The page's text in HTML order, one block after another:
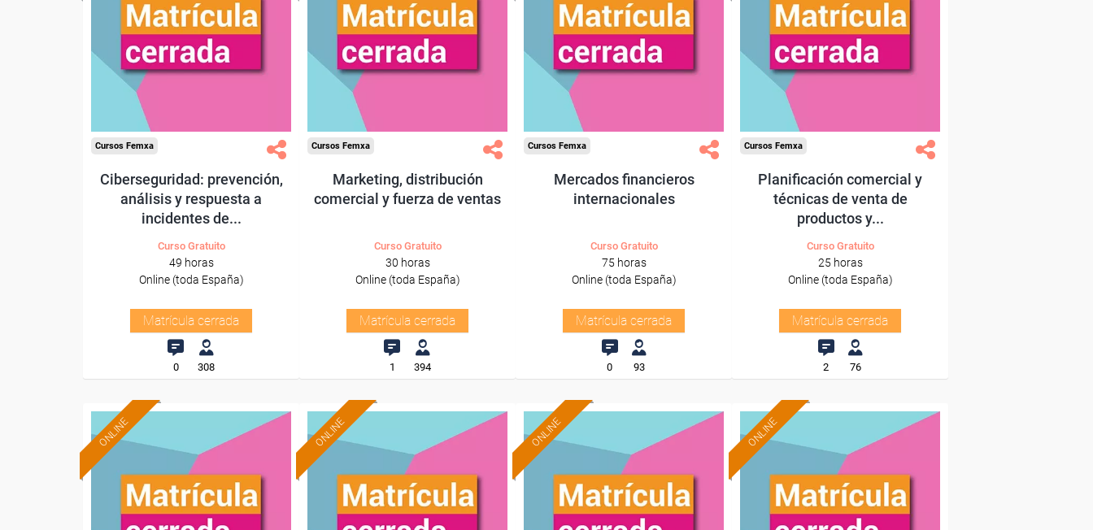
Cursos Femxa
Ciberseguridad: prevención,
análisis y respuesta a
incidentes de...
Curso Gratuito
49 horas
Online (toda España)
Matrícula cerrada
0 308
Cursos Femxa
Marketing, distribución
comercial y fuerza de ventas
Curso Gratuito
30 horas
Online (toda España)
Matrícula cerrada
1 394
Cursos Femxa
Mercados financieros
internacionales
Curso Gratuito
75 horas
Online (toda España)
Matrícula cerrada
0 93
Cursos Femxa
Planificación comercial y
técnicas de venta de
productos y...
Curso Gratuito
25 horas
Online (toda España)
Matrícula cerrada
2 76
ONLINE ONLINE ONLINE ONLINE